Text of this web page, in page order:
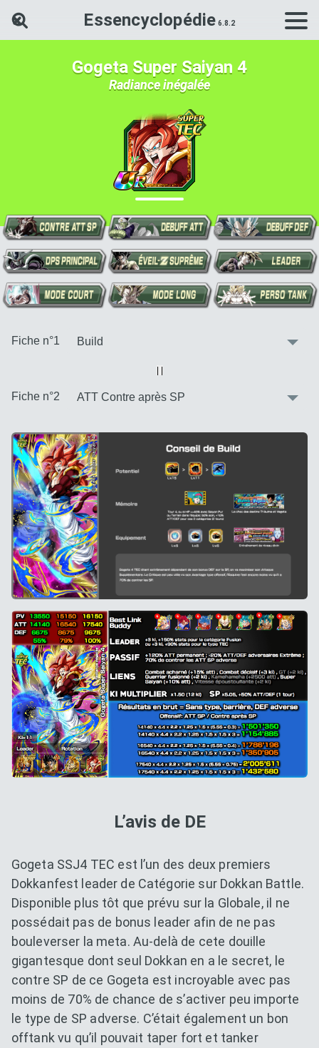
Essencyclopédie
Rechercher une carte Dokkan
Gogeta Super Saiyan 4
Radiance inégalée
Fiche n°1
Vue alternative
| |
Fiche n°2
L’avis de DE
Gogeta SSJ4 TEC est l’un des deux premiers
Dokkanfest leader de Catégorie sur Dokkan Battle.
Disponible plus tôt que prévu sur la Globale, il ne
possédait pas de bonus leader afin de ne pas
bouleverser la meta. Au-delà de cete douille
gigantesque dont seul Dokkan en a le secret, le
contre SP de ce Gogeta est incroyable avec pas
moins de 70% de chance de s’activer peu importe
le type de SP adverse. C’était également un bon
offtank vu qu’il pouvait taper fort et tanker